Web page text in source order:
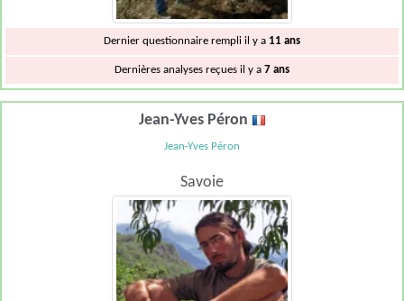
Dernier questionnaire rempli il y a 11 ans
Dernières analyses reçues il y a 7 ans
Jean-Yves Péron
Jean-Yves Péron
Savoie